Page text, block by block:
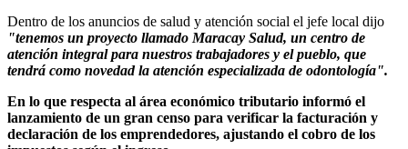
Dentro de los anuncios de salud y atención social el jefe local dijo
"tenemos un proyecto llamado Maracay Salud, un centro de
atención integral para nuestros trabajadores y el pueblo, que
tendrá como novedad la atención especializada de odontología".
En lo que respecta al área económico tributario informó el
lanzamiento de un gran censo para verificar la facturación y
declaración de los emprendedores, ajustando el cobro de los